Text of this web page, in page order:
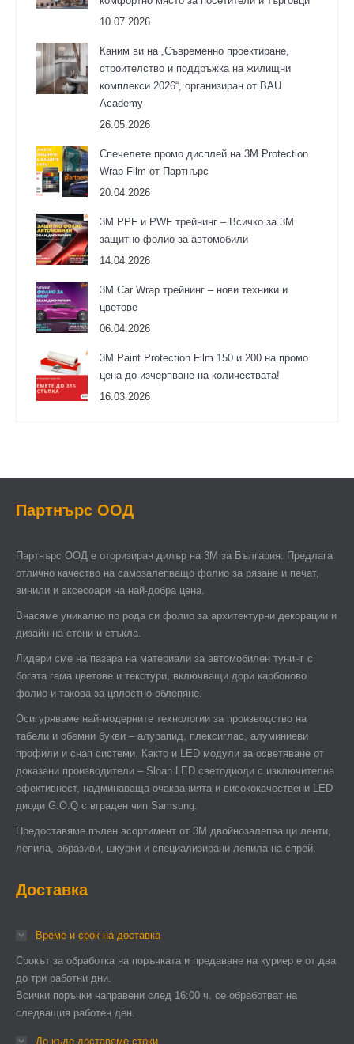
10.07.2026
Каним ви на „Съвременно проектиране,
строителство и поддръжка на жилищни
комплекси 2026“, организиран от BAU
Academy
26.05.2026
Спечелете промо дисплей на 3M Protection
Wrap Film от Партнърс
20.04.2026
3M PPF и PWF трейнинг – Всичко за 3М
защитно фолио за автомобили
14.04.2026
3M Car Wrap трейнинг – нови техники и
цветове
06.04.2026
3М Paint Protection Film 150 и 200 на промо
цена до изчерпване на количествата!
16.03.2026
Партнърс ООД
Партнърс ООД e оторизиран дилър на 3М за България. Предлага
отлично качество на самозалепващо фолио за рязане и печат,
винили и аксесоари на най-добра цена.
Внасяме уникално по рода си фолио за архитектурни декорации и
дизайн на стени и стъкла.
Лидери сме на пазара на материали за автомобилен тунинг с
богата гама цветове и текстури, включващи дори карбоново
фолио и такова за цялостно облепяне.
Осигуряваме най-модерните технологии за производство на
табели и обемни букви – алурапид, плексиглас, алуминиеви
профили и снап системи. Както и LED модули за осветяване от
доказани производители – Sloan LED светодиоди с изключителна
ефективност, надминаваща очакванията и висококачествени LED
диоди G.O.Q с вграден чип Samsung.
Предоставяме пълен асортимент от 3М двойнозалепващи ленти,
лепила, абразиви, шкурки и специализирани лепила на спрей.
Доставка
Време и срок на доставка
Срокът за обработка на поръчката и предаване на куриер е от два
до три работни дни.
Всички поръчки направени след 16:00 ч. се обработват на
следващия работен ден.
До къде доставяме стоки